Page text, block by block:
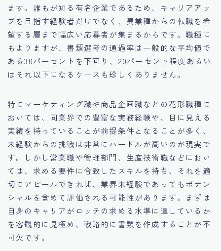
ます。誰もが知る有名企業であるため、キャリアアッ
プを目指す経験者だけでなく、異業種からの転職を希
望する層まで幅広い応募者が集まるからです。職種に
もよりますが、書類選考の通過率は一般的な平均値で
ある30パーセントを下回り、20パーセント程度あるい
はそれ以下になるケースも珍しくありません。
特にマーケティング職や商品企画職などの花形職種に
おいては、同業界での豊富な実務経験や、目に見える
実績を持っていることが前提条件となることが多く、
未経験からの挑戦は非常にハードルが高いのが現実で
す。しかし営業職や管理部門、生産技術職などにおい
ては、求める要件に合致したスキルを持ち、それを適
切にアピールできれば、業界未経験であってもポテン
シャルを含めて評価される可能性があります。まずは
自身のキャリアがロッテの求める水準に達しているか
を客観的に見極め、戦略的に書類を作成することが不
可欠です。